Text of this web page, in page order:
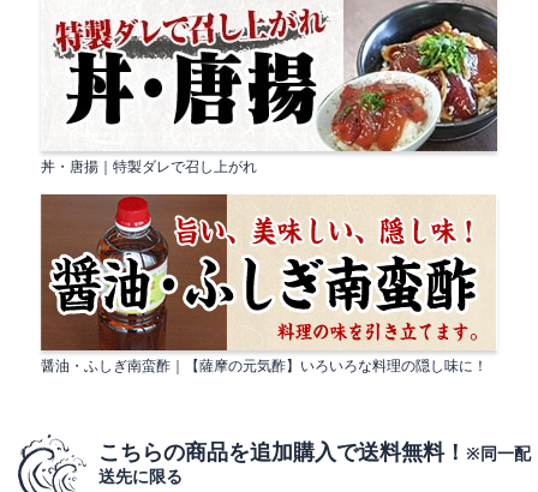
丼・唐揚｜特製ダレで召し上がれ
醤油・ふしぎ南蛮酢｜【薩摩の元気酢】いろいろな料理の隠し味に！
こちらの商品を追加購入で送料無料！ ※同一配
送先に限る